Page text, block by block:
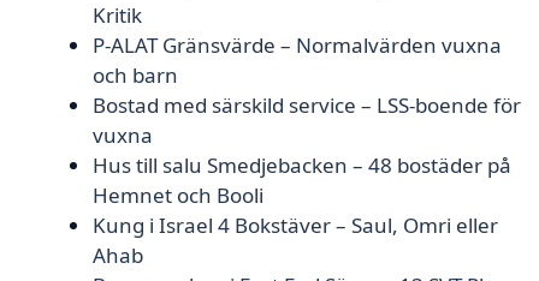
Kritik
P-ALAT Gränsvärde – Normalvärden vuxna
och barn
Bostad med särskild service – LSS-boende för
vuxna
Hus till salu Smedjebacken – 48 bostäder på
Hemnet och Booli
Kung i Israel 4 Bokstäver – Saul, Omri eller
Ahab